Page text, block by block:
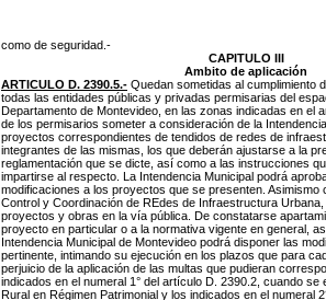
como de seguridad.-
CAPITULO III
Ambito de aplicación
ARTICULO D. 2390.5.- Quedan sometidas al cumplimiento
todas las entidades públicas y privadas permisarias del
Departamento de Montevideo, en las zonas indicadas en el
de los permisarios someter a consideración de la
proyectos correspondientes de tendidos de redes de
integrantes de las mismas, los que deberán ajustarse a la
reglamentación que se dicte, así como a las instrucciones
impartirse al respecto. La Intendencia Municipal podrá
modificaciones a los proyectos que se presenten. Asimismo
Control y Coordinación de REdes de Infraestructura
proyectos y obras en la vía pública. De constatarse
proyecto en particular o a la normativa vigente en general,
Intendencia Municipal de Montevideo podrá disponer las
pertinente, intimando su ejecución en los plazos que para
perjuicio de la aplicación de las multas que pudieran
indicados en el numeral 1° del artículo D. 2390.2, cuando se
Rural en Régimen Patrimonial y los indicados en el numeral